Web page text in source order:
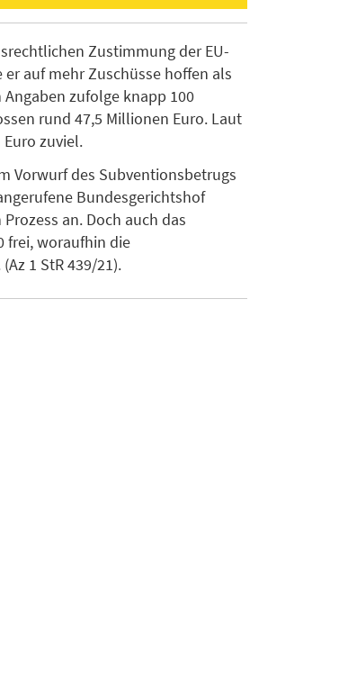
Zustimmung der EU-
auf mehr Zuschüsse hoffen als
zufolge knapp 100
rund 47,5 Millionen Euro. Laut
zuviel.
Vorwurf des Subventionsbetrugs
Bundesgerichtshof
an. Doch auch das
frei, woraufhin die
1 StR 439/21).